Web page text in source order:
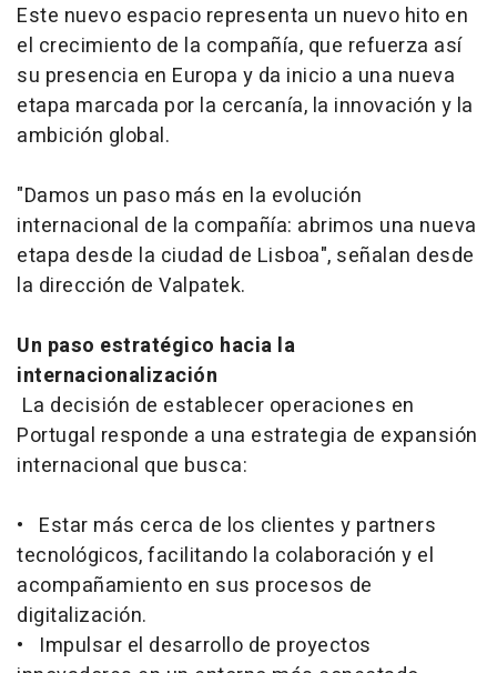
Este nuevo espacio representa un nuevo hito en
el crecimiento de la compañía, que refuerza así
su presencia en Europa y da inicio a una nueva
etapa marcada por la cercanía, la innovación y la
ambición global.
"Damos un paso más en la evolución
internacional de la compañía: abrimos una nueva
etapa desde la ciudad de Lisboa", señalan desde
la dirección de Valpatek.
Un paso estratégico hacia la
internacionalización
La decisión de establecer operaciones en
Portugal responde a una estrategia de expansión
internacional que busca:
• Estar más cerca de los clientes y partners
tecnológicos, facilitando la colaboración y el
acompañamiento en sus procesos de
digitalización.
• Impulsar el desarrollo de proyectos